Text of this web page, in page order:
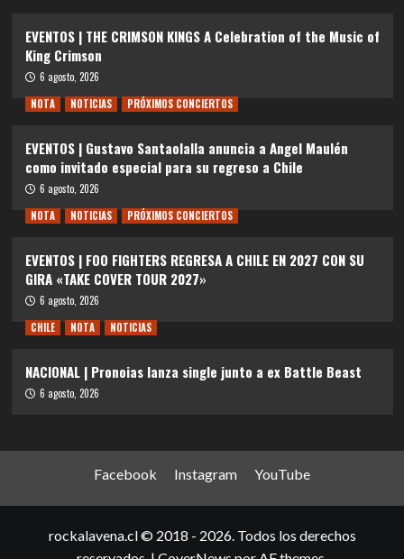
EVENTOS | THE CRIMSON KINGS A Celebration of the Music of
King Crimson
6 agosto, 2026
NOTA
NOTICIAS PRÓXIMOS CONCIERTOS
EVENTOS | Gustavo Santaolalla anuncia a Angel Maulén
como invitado especial para su regreso a Chile
6 agosto, 2026
NOTA
NOTICIAS PRÓXIMOS CONCIERTOS
EVENTOS | FOO FIGHTERS REGRESA A CHILE EN 2027 CON SU
GIRA «TAKE COVER TOUR 2027»
6 agosto, 2026
CHILE
NOTA NOTICIAS
NACIONAL | Pronoias lanza single junto a ex Battle Beast
6 agosto, 2026
Facebook Instagram YouTube
rockalavena.cl © 2018 - 2026. Todos los derechos